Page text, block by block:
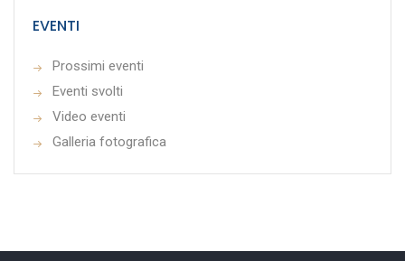
EVENTI
Prossimi eventi
Eventi svolti
Video eventi
Galleria fotografica